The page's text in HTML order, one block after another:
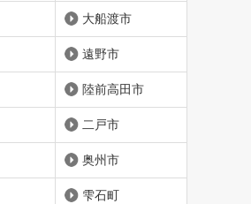
大船渡市
遠野市
陸前高田市
二戸市
奥州市
雫石町